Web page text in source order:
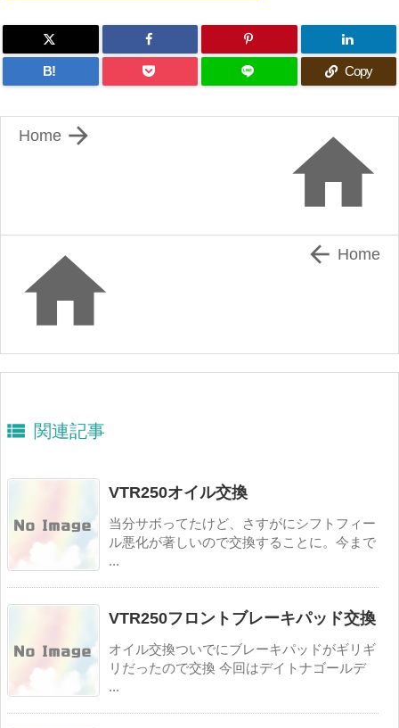
B! Copy


Home
  Home
 関連記事
VTR250オイル交換
当分サボってたけど、さすがにシフトフィー
ル悪化が著しいので交換することに。今まで
...
VTR250フロントブレーキパッド交換
オイル交換ついでにブレーキパッドがギリギ
リだったので交換 今回はデイトナゴールデ
...